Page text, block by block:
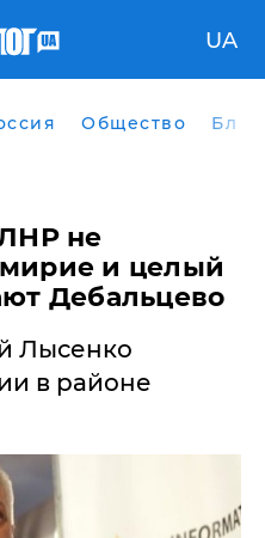
UA
Общество
не
и целый
Дебальцево
Лысенко
в районе